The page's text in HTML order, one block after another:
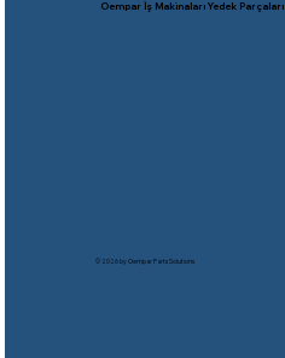
Oempar İş Makinaları Yedek Parçaları
© 2026 by Oempar Parts Solutıons